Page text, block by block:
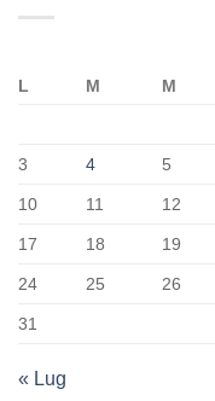
L M M
3 4 5
10 11 12
17 18 19
24 25 26
31
« Lug